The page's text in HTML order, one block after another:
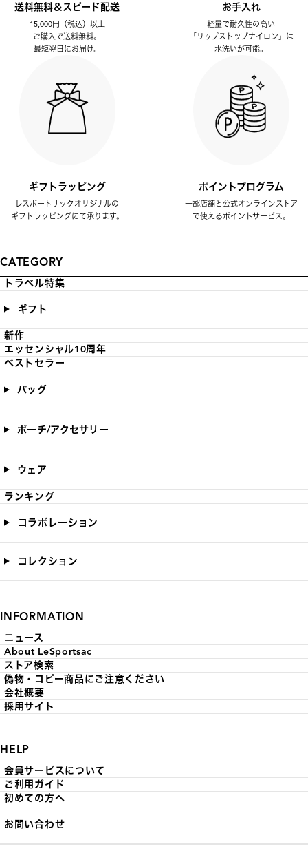
送料無料＆スピード配送
15,000円（税込）以上
ご購入で送料無料。
最短翌日にお届け。
お手入れ
軽量で耐久性の高い
「リップストップナイロン」は
水洗いが可能。
ギフトラッピング
レスポートサックオリジナルの
ギフトラッピングにて承ります。
ポイントプログラム
一部店舗と公式オンラインストア
で使えるポイントサービス。
CATEGORY
トラベル特集
ギフト
新作
エッセンシャル10周年
ベストセラー
バッグ
ポーチ/アクセサリー
ウェア
ランキング
コラボレーション
コレクション
INFORMATION
ニュース
About LeSportsac
ストア検索
偽物・コピー商品にご注意ください
会社概要
採用サイト
HELP
会員サービスについて
ご利用ガイド
初めての方へ
お問い合わせ